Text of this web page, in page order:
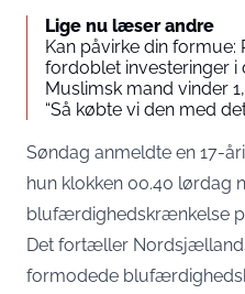
Lige nu læser andre
Kan påvirke din formue:
fordoblet investeringer i
Muslimsk mand vinder
“Så købte vi den med
Søndag anmeldte en 17-
hun klokken 00.40 lørdag
blufærdighedskrænkelse
Det fortæller
formodede